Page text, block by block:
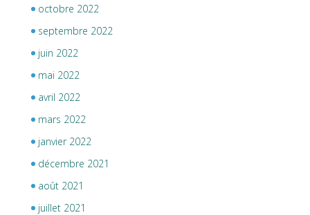
octobre 2022
septembre 2022
juin 2022
mai 2022
avril 2022
mars 2022
janvier 2022
décembre 2021
août 2021
juillet 2021